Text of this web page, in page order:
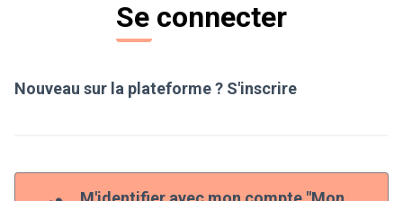
Se connecter
Nouveau sur la plateforme ? S'inscrire